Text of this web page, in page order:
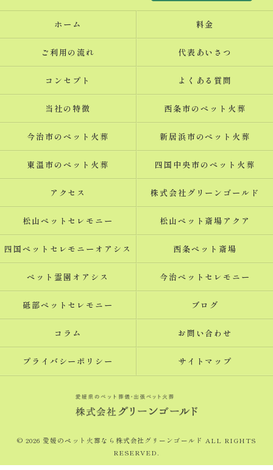
ホーム 料金
ご利用の流れ 代表あいさつ
コンセプト よくある質問
当社の特徴 西条市のペット火葬
今治市のペット火葬 新居浜市のペット火葬
東温市のペット火葬 四国中央市のペット火葬
アクセス 株式会社グリーンゴールド
松山ペットセレモニー 松山ペット斎場アクア
四国ペットセレモニーオアシス 西条ペット斎場
ペット霊園オアシス 今治ペットセレモニー
砥部ペットセレモニー ブログ
コラム お問い合わせ
プライバシーポリシー サイトマップ
© 2026 愛媛のペット火葬なら株式会社グリーンゴールド ALL RIGHTS
RESERVED.